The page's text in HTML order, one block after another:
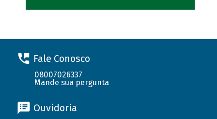
Fale Conosco
08007026337
Mande sua pergunta
Ouvidoria